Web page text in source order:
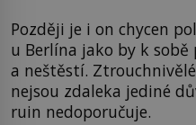
Později je i on chycen
u Berlína jako by k
a neštěstí.
nejsou zdaleka jediné
ruin nedoporučuje.